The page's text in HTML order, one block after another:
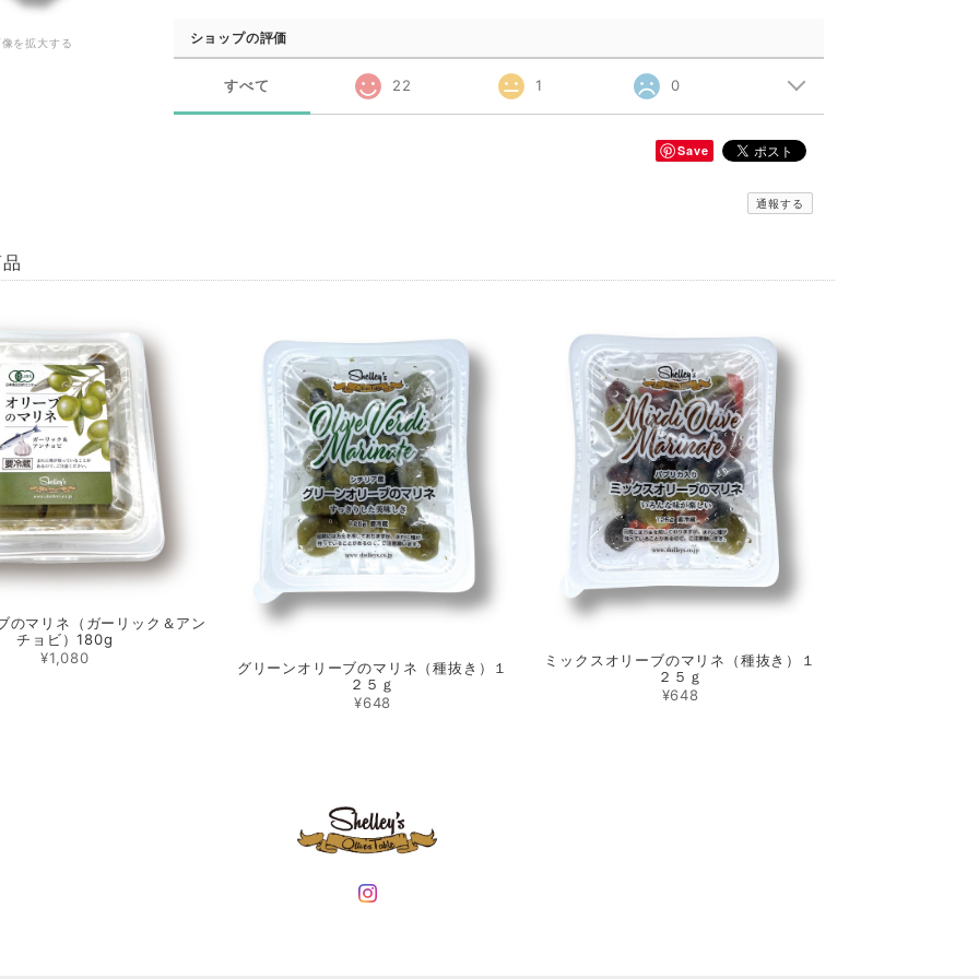
を拡大する ショップの評価
すべて 22 1 0
Save
通報する
のマリネ（ガーリック＆アン
チョビ）180g
¥1,080
グリーンオリーブのマリネ（種抜き）１
２５ｇ
¥648
ミックスオリーブのマリネ（種抜き）１
２５ｇ
¥648